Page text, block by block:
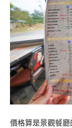
價格算是景觀餐